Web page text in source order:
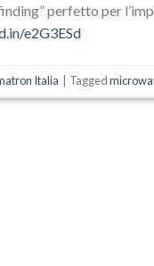
perfetto per
e2G3ESd
Italia Tagged